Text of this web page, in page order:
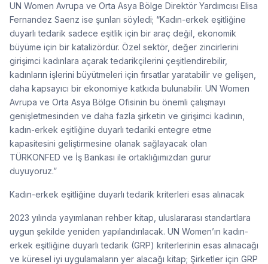
UN Women Avrupa ve Orta Asya Bölge Direktör Yardımcısı Elisa
Fernandez Saenz ise şunları söyledi; “Kadın-erkek eşitliğine
duyarlı tedarik sadece eşitlik için bir araç değil, ekonomik
büyüme için bir katalizördür. Özel sektör, değer zincirlerini
girişimci kadınlara açarak tedarikçilerini çeşitlendirebilir,
kadınların işlerini büyütmeleri için fırsatlar yaratabilir ve gelişen,
daha kapsayıcı bir ekonomiye katkıda bulunabilir. UN Women
Avrupa ve Orta Asya Bölge Ofisinin bu önemli çalışmayı
genişletmesinden ve daha fazla şirketin ve girişimci kadının,
kadın-erkek eşitliğine duyarlı tedariki entegre etme
kapasitesini geliştirmesine olanak sağlayacak olan
TÜRKONFED ve İş Bankası ile ortaklığımızdan gurur
duyuyoruz.”
Kadın-erkek eşitliğine duyarlı tedarik kriterleri esas alınacak
2023 yılında yayımlanan rehber kitap, uluslararası standartlara
uygun şekilde yeniden yapılandırılacak. UN Women’ın kadın-
erkek eşitliğine duyarlı tedarik (GRP) kriterlerinin esas alınacağı
ve küresel iyi uygulamaların yer alacağı kitap; Şirketler için GRP